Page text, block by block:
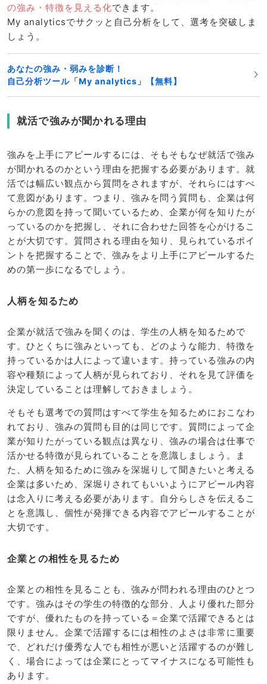
の強み・特徴を見える化できます。
My analyticsでサクッと自己分析をして、選考を突破しま
しょう。
あなたの強み・弱みを診断！
自己分析ツール「My analytics」【無料】
就活で強みが聞かれる理由
強みを上手にアピールするには、そもそもなぜ就活で強み
が聞かれるのかという理由を把握する必要があります。就
活では幅広い観点から質問をされますが、それらにはすべ
て意図があります。つまり、強みを問う質問も、企業は何
らかの意図を持って聞いているため、企業が何を知りたが
っているのかを把握し、それに合わせた回答を心がけるこ
とが大切です。質問される理由を知り、見られているポイ
ントを把握することで、強みをより上手にアピールするた
めの第一歩になるでしょう。
人柄を知るため
企業が就活で強みを聞くのは、学生の人柄を知るためで
す。ひとくちに強みといっても、どのような能力、特徴を
持っているかは人によって違います。持っている強みの内
容や種類によって人柄が見られており、それを見て評価を
決定していることは理解しておきましょう。
そもそも選考での質問はすべて学生を知るためにおこなわ
れており、強みの質問も目的は同じです。質問によって企
業が知りたがっている観点は異なり、強みの場合は仕事で
活かせる特徴が見られていることを意識しましょう。ま
た、人柄を知るために強みを深堀りして聞きたいと考える
企業は多いため、深堀りされてもいいようにアピール内容
は念入りに考える必要があります。自分らしさを伝えるこ
とを意識し、個性が発揮できる内容でアピールすることが
大切です。
企業との相性を見るため
企業との相性を見ることも、強みが問われる理由のひとつ
です。強みはその学生の特徴的な部分、人より優れた部分
ですが、優れたものを持っている＝企業で活躍できるとは
限りません。企業で活躍するには相性のよさは非常に重要
で、どれだけ優秀な人でも相性が悪いと活躍するのが難し
く、場合によっては企業にとってマイナスになる可能性も
あります。